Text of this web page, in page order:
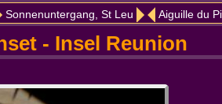
Sonnenuntergang, St Leu Aiguille du
- Insel Reunion